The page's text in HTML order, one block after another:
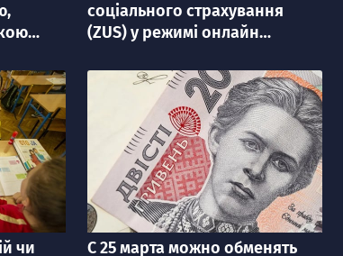
соціального страхування
(ZUS) у режимі онлайн
чи
категорія
C 25 марта можно обменять